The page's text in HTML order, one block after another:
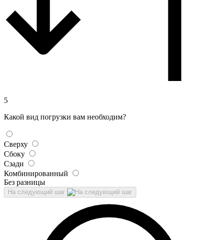
5
Какой вид погрузки вам необходим?
Сверху
Сбоку
Сзади
Комбинированный
Без разницы
На следующий шаг